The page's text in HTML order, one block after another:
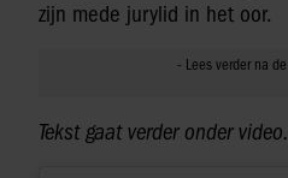
zijn mede jurylid in het oor.
Tekst gaat verder onder video.